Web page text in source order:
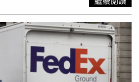
度令人擔憂。事件曝光後引發關注，
及安全風險。涉事家庭事後表示，此
容，目的是製作社群平台短影音，藉
券不足的情況，例如烏加迪節
）期間，誇張表達「連人都
的概念，以吸引觀看與討論。然而，
家屬仍一度與快遞人員爭論，強調已